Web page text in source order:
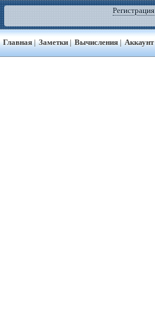
Регистрация
Главная | Заметки | Вычисления | Аккаунт